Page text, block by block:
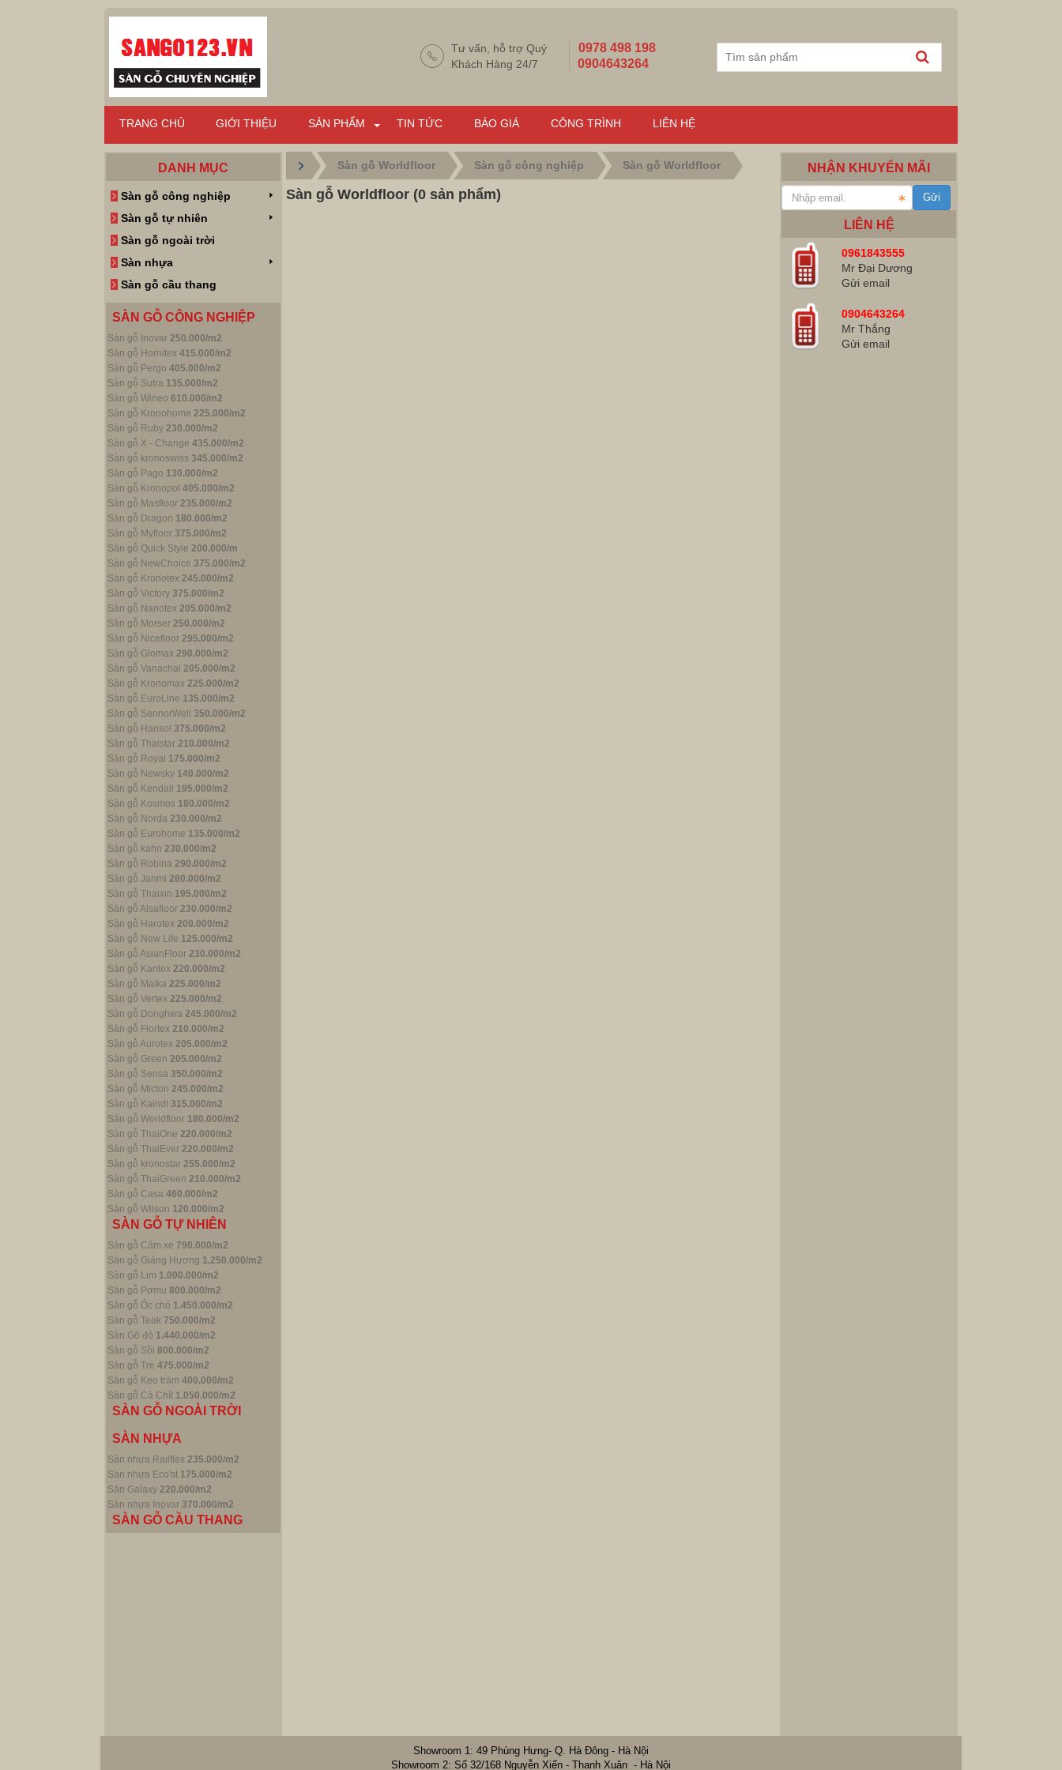
Tư vấn, hỗ trợ Quý
Khách Hàng 24/7
0978 498 198
0904643264
TRANG CHỦ GIỚI THIỆU SẢN PHẨM TIN TỨC BÁO GIÁ CÔNG TRÌNH LIÊN HỆ
Sàn gỗ Worldfloor Sàn gỗ công nghiệp Sàn gỗ Worldfloor
Sàn gỗ Worldfloor (0 sản phẩm)
NHẬN KHUYẾN MÃI
LIÊN HỆ
0961843555
Mr Đại Dương
Gửi email
0904643264
Mr Thắng
Gửi email
DANH MỤC
Sàn gỗ công nghiệp
Sàn gỗ tự nhiên
Sàn gỗ ngoài trời
Sàn nhựa
Sàn gỗ cầu thang
SÀN GỖ CÔNG NGHIỆP
Sàn gỗ Inovar 250.000/m2
Sàn gỗ Hornitex 415.000/m2
Sàn gỗ Pergo 405.000/m2
Sàn gỗ Sutra 135.000/m2
Sàn gỗ Wineo 610.000/m2
Sàn gỗ Kronohome 225.000/m2
Sàn gỗ Ruby 230.000/m2
Sàn gỗ X - Change 435.000/m2
Sàn gỗ kronoswiss 345.000/m2
Sàn gỗ Pago 130.000/m2
Sàn gỗ Kronopol 405.000/m2
Sàn gỗ Masfloor 235.000/m2
Sàn gỗ Dragon 180.000/m2
Sàn gỗ Myfloor 375.000/m2
Sàn gỗ Quick Style 200.000/m
Sàn gỗ NewChoice 375.000/m2
Sàn gỗ Kronotex 245.000/m2
Sàn gỗ Victory 375.000/m2
Sàn gỗ Nanotex 205.000/m2
Sàn gỗ Morser 250.000/m2
Sàn gỗ Nicefloor 295.000/m2
Sàn gỗ Glomax 290.000/m2
Sàn gỗ Vanachai 205.000/m2
Sàn gỗ Kronomax 225.000/m2
Sàn gỗ EuroLine 135.000/m2
Sàn gỗ SennorWell
350.000/m2
Sàn gỗ Hansol 375.000/m2
Sàn gỗ Thaistar 210.000/m2
Sàn gỗ Royal 175.000/m2
Sàn gỗ Newsky 140.000/m2
Sàn gỗ Kendall
195.000/m2
Sàn gỗ Kosmos 180.000/m2
Sàn gỗ Norda 230.000/m2
Sàn gỗ Eurohome 135.000/m2
Sàn gỗ kahn 230.000/m2
Sàn gỗ Robina 290.000/m2
Sàn gỗ Janmi 280.000/m2
Sàn gỗ Thaixin 195.000/m2
Sàn gỗ Alsafloor 230.000/m2
Sàn gỗ Harotex 200.000/m2
Sàn gỗ New Life 125.000/m2
Sàn gỗ AsianFloor 230.000/m2
Sàn gỗ Kantex 220.000/m2
Sàn gỗ Maika 225.000/m2
Sàn gỗ Vertex 225.000/m2
Sàn gỗ Donghwa 245.000/m2
Sàn gỗ Flortex 210.000/m2
Sàn gỗ Aurotex 205.000/m2
Sàn gỗ Green 205.000/m2
Sàn gỗ Sensa 350.000/m2
Sàn gỗ Micton 245.000/m2
Sàn gỗ Kaindl 315.000/m2
Sàn gỗ Worldfloor 180.000/m2
Sàn gỗ ThaiOne 220.000/m2
Sàn gỗ ThaiEver 220.000/m2
Sàn gỗ kronostar 255.000/m2
Sàn gỗ ThaiGreen 210.000/m2
Sàn gỗ Casa 460.000/m2
Sàn gỗ Wilson 120.000/m2
SÀN GỖ TỰ NHIÊN
Sàn gỗ Căm xe 790.000/m2
Sàn gỗ Giáng Hương 1.250.000/m2
Sàn gỗ Lim 1.000.000/m2
Sàn gỗ Pơmu 800.000/m2
Sàn gỗ Óc chó 1.450.000/m2
Sàn gỗ Teak 750.000/m2
Sàn Gõ đỏ 1.440.000/m2
Sàn gỗ Sồi 800.000/m2
Sàn gỗ Tre 475.000/m2
Sàn gỗ Keo tràm 400.000/m2
Sàn gỗ Cà Chít 1.050.000/m2
SÀN GỖ NGOÀI TRỜI
SÀN NHỰA
Sàn nhựa Railflex 235.000/m2
Sàn nhựa Eco'st 175.000/m2
Sàn Galaxy 220.000/m2
Sàn nhựa Inovar 370.000/m2
SÀN GỖ CẦU THANG
Showroom 1: 49 Phùng Hưng- Q. Hà Đông - Hà Nội
Showroom 2: Số 32/168 Nguyễn Xiển - Thanh Xuân - Hà Nội